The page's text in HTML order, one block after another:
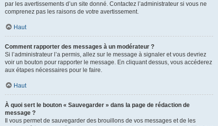
par les avertissements d’un site donné. Contactez l’administrateur si vous ne
comprenez pas les raisons de votre avertissement.
Haut
Comment rapporter des messages à un modérateur ?
Si l’administrateur l’a permis, allez sur le message à signaler et vous devriez
voir un bouton pour rapporter le message. En cliquant dessus, vous accéderez
aux étapes nécessaires pour le faire.
Haut
À quoi sert le bouton « Sauvegarder » dans la page de rédaction de
message ?
Il vous permet de sauvegarder des brouillons de vos messages et de les